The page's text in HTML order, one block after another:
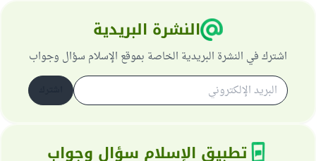
النشرة البريدية
اشترك في النشرة البريدية الخاصة بموقع الإسلام سؤال وجواب
تطبيق الإسلام سؤال وجواب